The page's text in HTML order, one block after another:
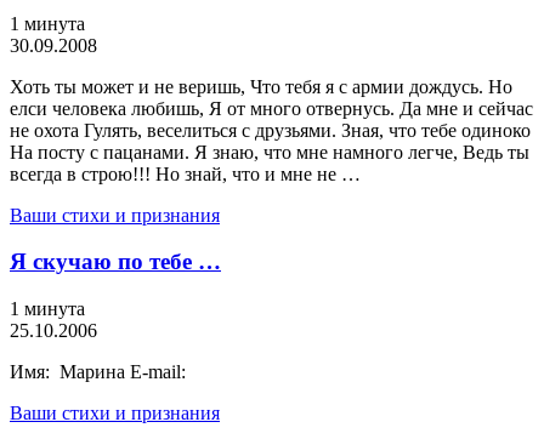
1 минута
30.09.2008
Хоть ты может и не веришь, Что тебя я с армии дождусь. Но
елси человека любишь, Я от много отвернусь. Да мне и сейчас
не охота Гулять, веселиться с друзьями. Зная, что тебе одиноко
На посту с пацанами. Я знаю, что мне намного легче, Ведь ты
всегда в строю!!! Но знай, что и мне не …
Ваши стихи и признания
Я скучаю по тебе …
1 минута
25.10.2006
Имя: Марина E-mail:
Ваши стихи и признания